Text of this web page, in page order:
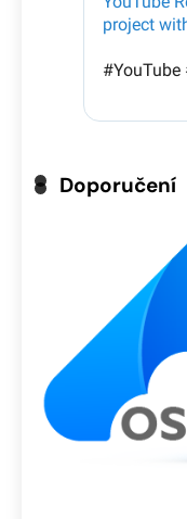
Doporučení